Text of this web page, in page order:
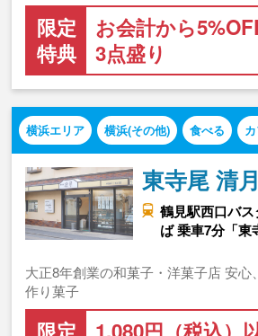
限定
特典
お会計から
3点盛り
横浜エリア 横浜(その他) 食べる
東寺尾 清月
鶴見駅西口バ
ば 乗車7分「東
大正8年創業の和菓子・洋菓子店 安
作り菓子